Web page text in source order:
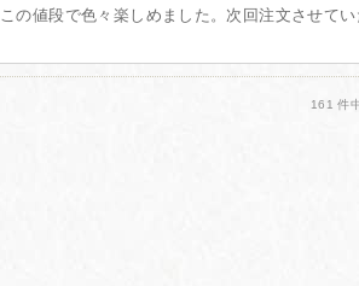
この値段で色々楽しめました。次回注文させて
161 件